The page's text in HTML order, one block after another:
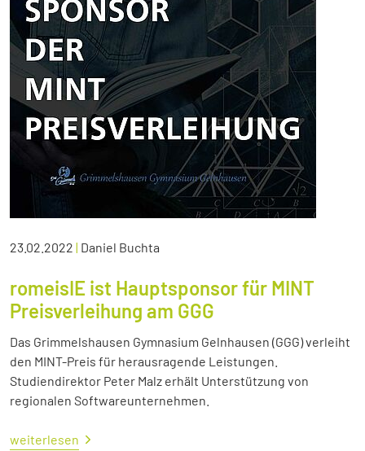
23.02.2022 | Daniel Buchta
romeisIE ist Hauptsponsor für MINT
Preisverleihung am GGG
Das Grimmelshausen Gymnasium Gelnhausen (GGG) verleiht
den MINT-Preis für herausragende Leistungen.
Studiendirektor Peter Malz erhält Unterstützung von
regionalen Softwareunternehmen.
weiterlesen